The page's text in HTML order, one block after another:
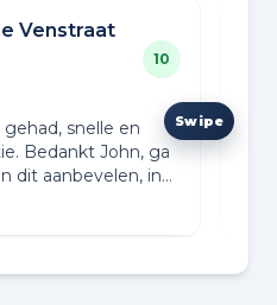
Venstraat
10
snelle en
Bedankt John, ga
dit aanbevelen, in
John Bull
als